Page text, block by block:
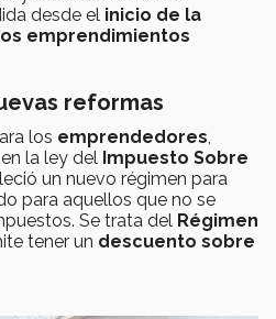
desde el inicio de la
emprendimientos
reformas
los emprendedores
la ley del Impuesto Sobre
un nuevo régimen para
para aquellos que no se
Se trata del Régimen
tener un descuento sobre